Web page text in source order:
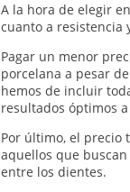
A la hora de elegir
cuanto a resistencia
Pagar un menor
porcelana a pesar
hemos de incluir
resultados óptimos
Por último, el precio
aquellos que
entre los dientes.